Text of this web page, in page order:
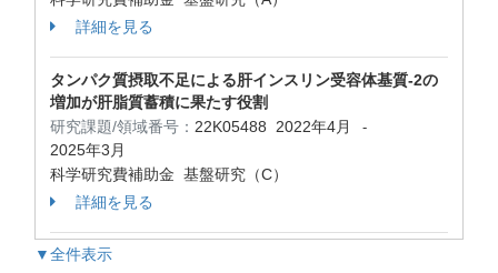
詳細を見る
タンパク質摂取不足による肝インスリン受容体基質-2の
増加が肝脂質蓄積に果たす役割
研究課題/領域番号： 22K05488 2022年4月 -
2025年3月
科学研究費補助金 基盤研究（C）
詳細を見る
▼全件表示